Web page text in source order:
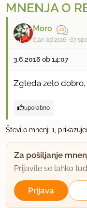
MNENJA O
Moro
član od 2016 67
3.6.2016 ob 14:07
Zgleda zelo
uporabno
Število mnenj: 1,
Za pošiljanje
Prijavite se lahko
Prijava